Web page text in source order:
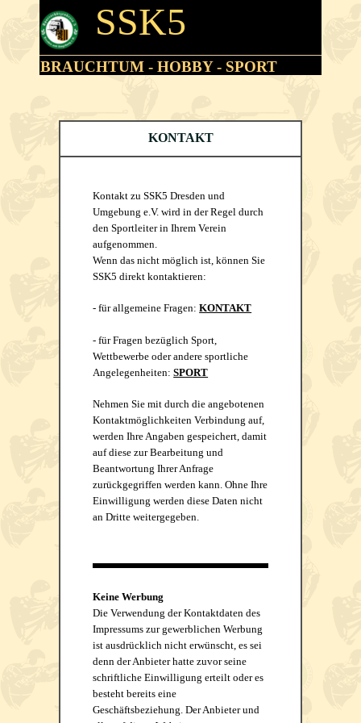
Menü überspringenSSK5
BRAUCHTUM - HOBBY - SPORT
KONTAKT
Kontakt zu SSK5 Dresden und
Umgebung e.V. wird in der Regel durch
den Sportleiter in Ihrem Verein
aufgenommen.
Wenn das nicht möglich ist, können Sie
SSK5 direkt kontaktieren:
- für allgemeine Fragen:KONTAKT
- für Fragen bezüglich Sport,
Wettbewerbe oder andere sportliche
Angelegenheiten:SPORT
Nehmen Sie mit durch die angebotenen
Kontaktmöglichkeiten Verbindung auf,
werden Ihre Angaben gespeichert, damit
auf diese zur Bearbeitung und
Beantwortung Ihrer Anfrage
zurückgegriffen werden kann. Ohne Ihre
Einwilligung werden diese Daten nicht
an Dritte weitergegeben.
Keine Werbung
Die Verwendung der Kontaktdaten des
Impressums zur gewerblichen Werbung
ist ausdrücklich nicht erwünscht, es sei
denn der Anbieter hatte zuvor seine
schriftliche Einwilligung erteilt oder es
besteht bereits eine
Geschäftsbeziehung. Der Anbieter und